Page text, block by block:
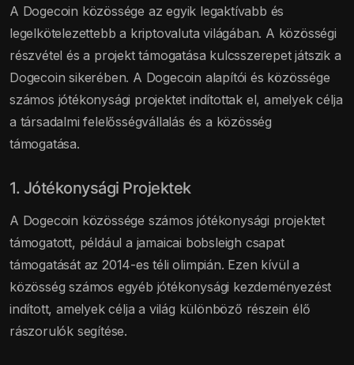
A Dogecoin közössége az egyik legaktívabb és
legelkötelezettebb a kriptovaluta világában. A közösségi
részvétel és a projekt támogatása kulcsszerepet játszik a
Dogecoin sikerében. A Dogecoin alapítói és közössége
számos jótékonysági projektet indítottak el, amelyek célja
a társadalmi felelősségvállalás és a közösség
támogatása.
1. Jótékonysági Projektek
A Dogecoin közössége számos jótékonysági projektet
támogatott, például a jamaicai bobsleigh csapat
támogatását az 2014-es téli olimpián. Ezen kívül a
közösség számos egyéb jótékonysági kezdeményezést
indított, amelyek célja a világ különböző részein élő
rászorulók segítése.